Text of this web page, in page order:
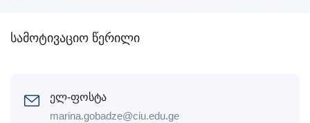
სამოტივაციო წერილი
ელ-ფოსტა
marina.gobadze@ciu.edu.ge